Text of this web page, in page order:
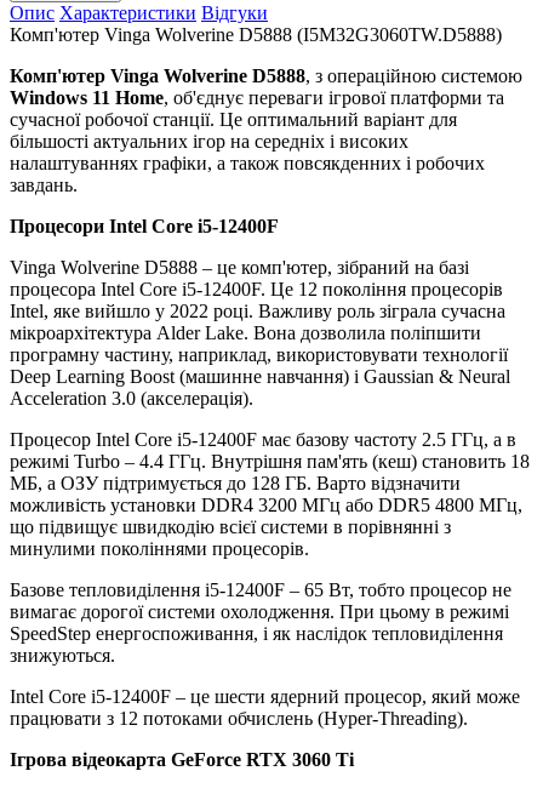
Опис Характеристики Відгуки
Комп'ютер Vinga Wolverine D5888 (I5M32G3060TW.D5888)
Комп'ютер Vinga Wolverine D5888, з операційною системою
Windows 11 Home, об'єднує переваги ігрової платформи та
сучасної робочої станції. Це оптимальний варіант для
більшості актуальних ігор на середніх і високих
налаштуваннях графіки, а також повсякденних і робочих
завдань.
Процесори Intel Core i5-12400F
Vinga Wolverine D5888 – це комп'ютер, зібраний на базі
процесора Intel Core i5-12400F. Це 12 покоління процесорів
Intel, яке вийшло у 2022 році. Важливу роль зіграла сучасна
мікроархітектура Alder Lake. Вона дозволила поліпшити
програмну частину, наприклад, використовувати технології
Deep Learning Boost (машинне навчання) і Gaussian & Neural
Acceleration 3.0 (акселерація).
Процесор Intel Core i5-12400F має базову частоту 2.5 ГГц, а в
режимі Turbo – 4.4 ГГц. Внутрішня пам'ять (кеш) становить 18
МБ, а ОЗУ підтримується до 128 ГБ. Варто відзначити
можливість установки DDR4 3200 МГц або DDR5 4800 МГц,
що підвищує швидкодію всієї системи в порівнянні з
минулими поколіннями процесорів.
Базове тепловиділення i5-12400F – 65 Вт, тобто процесор не
вимагає дорогої системи охолодження. При цьому в режимі
SpeedStep енергоспоживання, і як наслідок тепловиділення
знижуються.
Intel Core i5-12400F – це шести ядерний процесор, який може
працювати з 12 потоками обчислень (Hyper-Threading).
Ігрова відеокарта GeForce RTX 3060 Ti